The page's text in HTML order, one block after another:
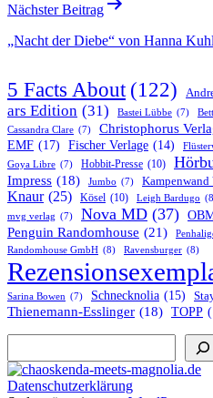
Nächster Beitrag
„Nacht der Diebe“ von Hanna
5 Facts About (122)
ars Edition (31) Bastei Lübbe (7)
Cassandra Clare (7) Christophorus
EMF (17) Fischer Verlage (14)
Goya Libre (7) Hobbit-Presse (10)
Impress (18) Jumbo (7) Kampenwand
Knaur (25) Kösel (10) Leigh Bardugo
mvg verlag (7) Nova MD (37)
Penguin Randomhouse (21)
Randomhouse GmbH (8) Ravensburger (8)
Sarina Bowen (7) Schnecknolia (15)
Thienemann-Esslinger (18) TOPP
Datenschutzerklärung